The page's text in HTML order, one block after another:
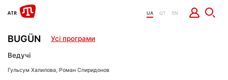
UA QT EN
BUGÜN Усі програми
Ведучі
Гульсум Халилова, Роман Спиридонов